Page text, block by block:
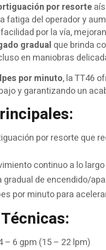
por resorte
fatiga del operador y
por la vía,
gradual que brinda
en maniobras
por minuto, la TT46
y garantizando un
por resorte que
continuo a lo largo
gradual de encendido/
por minuto para
– 6 gpm (15 – 22 lpm)